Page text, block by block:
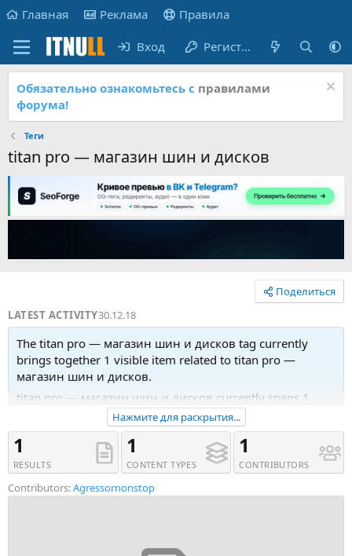
Главная Реклама Правила
Вход Регистрация
Обязательно ознакомьтесь с правилами
форума!
Теги
titan pro — магазин шин и дисков
Поделиться
LATEST ACTIVITY30.12.18
The titan pro — магазин шин и дисков tag currently
brings together 1 visible item related to titan pro —
магазин шин и дисков.
titan pro — магазин шин и дисков currently spans 1
content type. Main matches include Тема (1). Последняя
активность была 30.12.18 в 14:03.
Recent tagged content includes Тема 'Titan PRO —
магазин шин и дисков'.
Нажмите для раскрытия...
1
RESULTS
1
CONTENT TYPES
1
CONTRIBUTORS
Contributors:Agressornonstop